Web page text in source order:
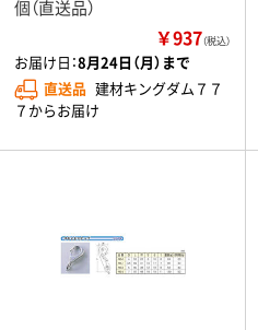
個（直送品）
￥937（税込）
お届け日：8月24日（月）まで
直送品 建材キングダム７７
７からお届け